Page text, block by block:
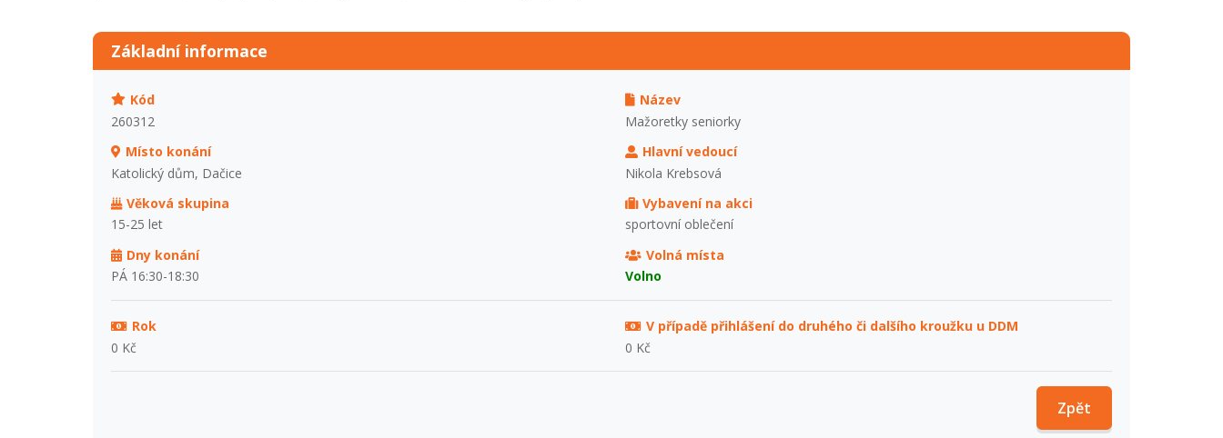
Základní informace
Kód
260312
Název
Mažoretky seniorky
Místo konání
Katolický dům, Dačice
Hlavní vedoucí
Nikola Krebsová
Věková skupina
15-25 let
Vybavení na akci
sportovní oblečení
Dny konání
PÁ 16:30-18:30
Volná místa
Volno
Rok
0 Kč
V případě přihlášení do druhého či dalšího kroužku u DDM
0 Kč
Zpět